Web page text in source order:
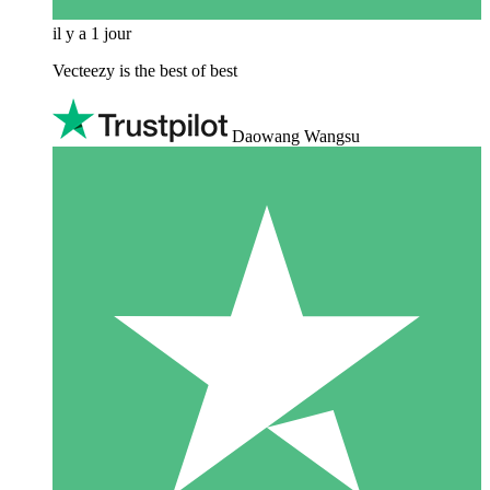
il y a 1 jour
Vecteezy is the best of best
Daowang Wangsu